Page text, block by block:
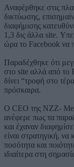
Αναφέρθηκε στις
δικτύωσης,
διαφήμισης
1,3 δις άλλα site.
ώρα το Facebook να
Παραδέχθηκε ότι
στο site αλλά από το
δίνει “τροφή στο
πρόσκαιρα.
Ο CEO της NZZ-
ανέφερε πως τα
και έχαναν
είναι στρατηγική,
ποσότητα και
ιδιαίτερα στη